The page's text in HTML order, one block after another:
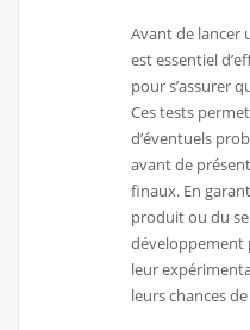
Avant de lancer
est essentiel
pour s’assurer
Ces tests
d’éventuels
avant de
finaux. En
produit ou du
développement
leur
leurs chances